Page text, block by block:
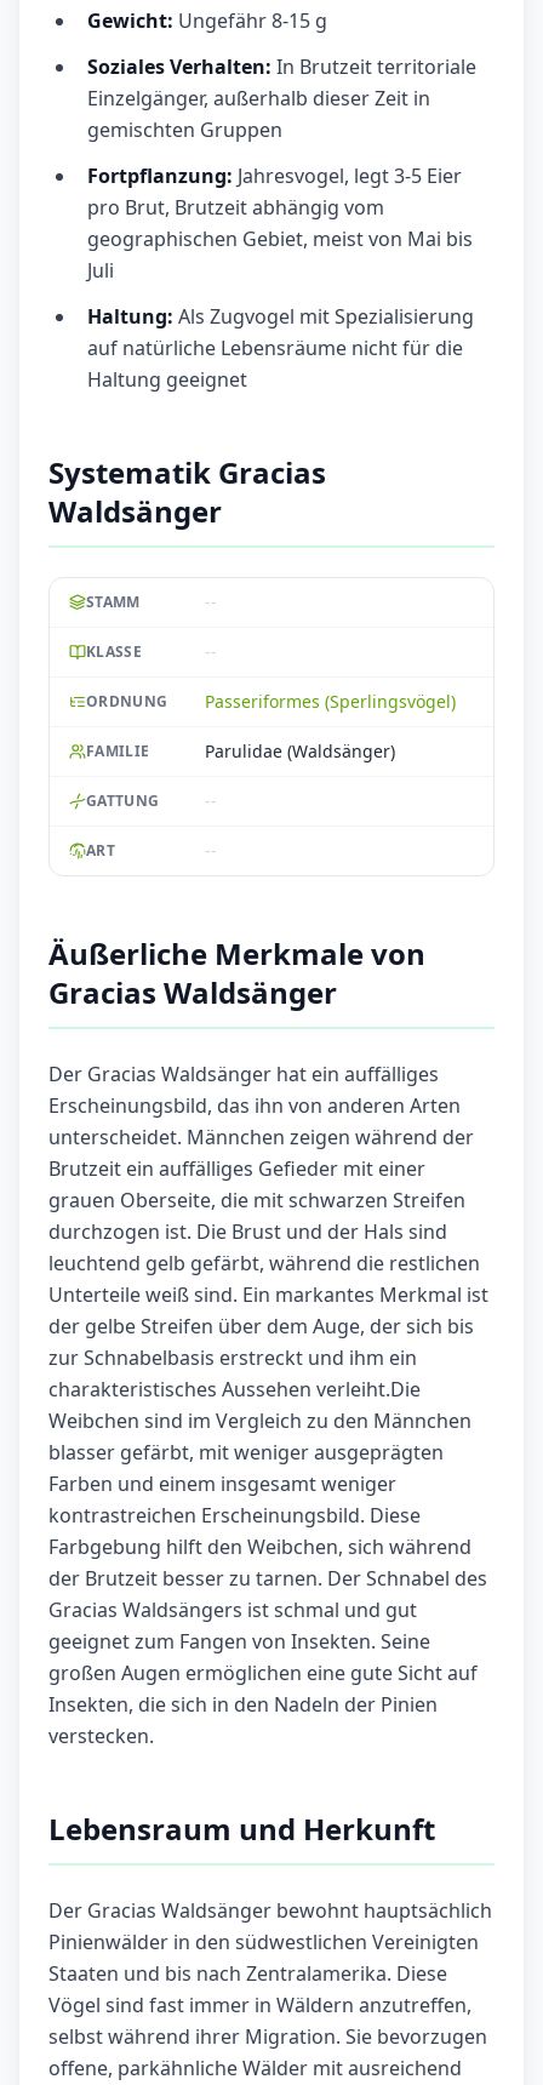
Gewicht: Ungefähr 8-15 g
Soziales Verhalten: In Brutzeit territoriale
Einzelgänger, außerhalb dieser Zeit in
gemischten Gruppen
Fortpflanzung: Jahresvogel, legt 3-5 Eier
pro Brut, Brutzeit abhängig vom
geographischen Gebiet, meist von Mai bis
Juli
Haltung: Als Zugvogel mit Spezialisierung
auf natürliche Lebensräume nicht für die
Haltung geeignet
Systematik Gracias
Waldsänger
STAMM --
KLASSE --
ORDNUNG Passeriformes (Sperlingsvögel)
FAMILIE Parulidae (Waldsänger)
GATTUNG --
ART --
Äußerliche Merkmale von
Gracias Waldsänger
Der Gracias Waldsänger hat ein auffälliges
Erscheinungsbild, das ihn von anderen Arten
unterscheidet. Männchen zeigen während der
Brutzeit ein auffälliges Gefieder mit einer
grauen Oberseite, die mit schwarzen Streifen
durchzogen ist. Die Brust und der Hals sind
leuchtend gelb gefärbt, während die restlichen
Unterteile weiß sind. Ein markantes Merkmal ist
der gelbe Streifen über dem Auge, der sich bis
zur Schnabelbasis erstreckt und ihm ein
charakteristisches Aussehen verleiht.Die
Weibchen sind im Vergleich zu den Männchen
blasser gefärbt, mit weniger ausgeprägten
Farben und einem insgesamt weniger
kontrastreichen Erscheinungsbild. Diese
Farbgebung hilft den Weibchen, sich während
der Brutzeit besser zu tarnen. Der Schnabel des
Gracias Waldsängers ist schmal und gut
geeignet zum Fangen von Insekten. Seine
großen Augen ermöglichen eine gute Sicht auf
Insekten, die sich in den Nadeln der Pinien
verstecken.
Lebensraum und Herkunft
Der Gracias Waldsänger bewohnt hauptsächlich
Pinienwälder in den südwestlichen Vereinigten
Staaten und bis nach Zentralamerika. Diese
Vögel sind fast immer in Wäldern anzutreffen,
selbst während ihrer Migration. Sie bevorzugen
offene, parkähnliche Wälder mit ausreichend